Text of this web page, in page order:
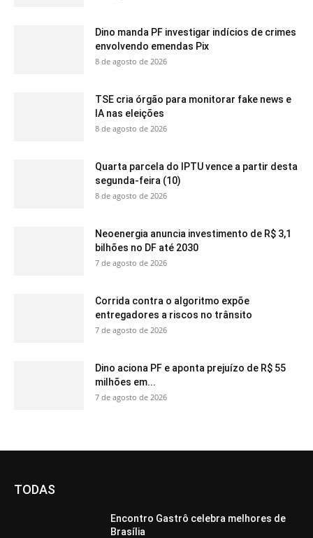
Dino manda PF investigar indícios de crimes
envolvendo emendas Pix
8 de agosto de 2026
TSE cria órgão para monitorar fake news e
IA nas eleições
8 de agosto de 2026
Quarta parcela do IPTU vence a partir desta
segunda-feira (10)
8 de agosto de 2026
Neoenergia anuncia investimento de R$ 3,1
bilhões no DF até 2030
7 de agosto de 2026
Corrida contra o algoritmo expõe
entregadores a riscos no trânsito
7 de agosto de 2026
Dino aciona PF e aponta prejuízo de R$ 55
milhões em...
7 de agosto de 2026
TODAS
Encontro Gastrô celebra melhores de
Brasília